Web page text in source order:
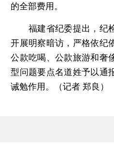
的全部费用。
福建省纪委提出，纪
开展明察暗访，严格依纪
公款吃喝、公款旅游和奢
型问题要点名道姓予以通
诫勉作用。（记者 郑良）